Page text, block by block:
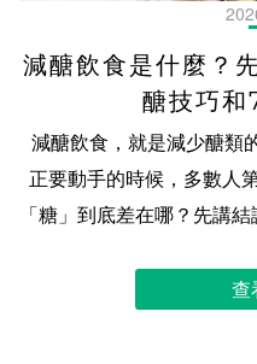
減醣飲食是什麼？
醣技巧和
減醣飲食，就是減少醣類的攝取量。聽起來很單純，但真正要動手的時候，多數人第一個卡住的地方是：「醣」跟「糖」到底差在哪？先講結論：如果你戒掉的只有甜食和手搖飲，那叫減糖，不叫減醣。飯、麵、麵包這些一點都不甜的東西，才是大宗。這篇會先把這兩個字分乾淨，再談 8 個可以馬上用的減醣技巧，最後給你一份 7 天早餐菜單。 目錄減醣飲食是什麼？先分清楚「醣」和「糖」減醣飲食與低碳飲食的差別？減醣的好處是什麼？減醣要怎麼做？8 大技巧一次掌握減醣食物有哪些？減醣主食替換對照減醣早餐一週菜單怎麼配減醣新手最常誤會的三件事關於減醣，大家最常問的 9 件事減醣飲食｜加入社群，發現更多減醣的技巧 減醣飲食是什麼？先分清楚「醣」和「糖」「醣」是所有碳水化合物的總稱，「糖」只是其中的一小類。兩個字差一筆，範圍差很多：減糖只動到那一小類，減醣要連飯麵一起算進來。 減醣飲食的基本概念先說一件可能有點意外的事：「減醣飲食」不是政府認定的正式名詞。 翻遍衛福部國民健康署的《每日飲食指南》，你會找到「全穀雜糧類」，也會找到「添加糖」，但找不到「減醣飲食」這四個字的定義，更沒有規定要減到多少才算數。所以你在網路上看到的減醣說法，從溫和到嚴格都有，彼此還常常對不起來。這不是誰在亂講，是這個詞本來就沒有一把公定的尺。 政府給的是另一種東西：一個均衡飲食的參考範圍。 三大營養素佔一天總熱量的建議比例 蛋白質 10% ~ 20%｜脂質 20% ~ 30%｜醣類（碳水化合物）50% ~ 60% 資料來源：衛生福利部國民健康署《每日飲食指南手冊》（107 年 10 月第二版） 這個範圍的適用對象是一般成人。如果你有特殊需求，這篇文章不能取代醫師或營養師給你的建議。 「糖」不是只有吃起來甜的那些官方對「糖」的判定不是看甜度，是看結構：食藥署在營養標示的規範裡把「糖」定義為單醣與雙醣的總和。你在營養標示上看到的「糖」那一欄，算的就是它們。 大部分的糖確實嚐得出甜味，所以一講到糖，多數人想到的是甜點、含糖飲料、蛋糕餅乾。這個直覺大致沒錯，但它有漏洞。 乳糖就是那個漏洞。 牛奶喝起來不像糖水，可是乳糖是雙醣，在標示上一樣要算進「糖」那一欄。甜度只是線索，不是判定的依據。還有一件事知道的人不多：營養標示上沒有「添加糖」這一欄。 標示的「糖」把天然就有的（牛奶裡的乳糖、水果裡的果糖）和製作時加進去的混在同一個數字裡。而國健署《國民飲食指標》建議「不宜超過總熱量 10%」的，指的是額外加進去的那些。 換句話說，光看標示上的「糖」，看不出添加糖有多少。 「醣」是所有碳水化合物的總稱「醣」的範圍比「糖」大得多。食藥署的定義很直接：碳水化合物，即醣類，指總碳水化合物。 換句話說，「醣」是一個大圈，「糖」只是圈裡的一小塊。這個圈裡還有澱粉。飯、麵、麵包、地瓜、馬鈴薯，這些吃起來一點都不甜的東西，全都是醣。連膳食纖維也在圈裡，只是纖維的熱量以每公克 2 大卡計，跟其他碳水的 4 大卡不同。 把大圈小圈的關係擺出來，「減糖」和「減醣」的差別就清楚了： 減的是什麼主要對付減糖圈裡那一小塊甜食、含糖飲料，特別是添加糖減醣整個圈連澱粉一起算進來，減的是總碳水化合物的量 所以「我沒吃甜食」和「我有減醣」是兩回事。甜食只是那一小塊，飯麵才是大宗。這也是為什麼有些人戒了手搖飲，一整天吃進去的醣量卻沒有降多少。三餐的飯麵完全沒動。 分清楚這兩個字之後，下一個問題自然就來了：那減醣跟低碳，又差在哪？ 減醣飲食與低碳飲食的差別？ 兩種都在減碳水，差別是你需要多精確。減醣通常先從含糖飲料和精緻澱粉下手，不設硬性的每日克數；低碳會給自己一個每天的碳水額度，總量要記帳。 減醣和低碳，差在哪裡？先說一件會讓人有點意外的事：這兩個詞，沒有一個是政府認定的正式名詞。 跟「減醣飲食」一樣，「低碳飲食」在台灣的政府官方文件裡也找不到定義，沒有規定碳水要壓到多少才算數。網路上流傳的各種克數標準，來源多半是國外的書籍、社群或研究，彼此並不一致。所以下面講的是大致的分野，不是公定標準。 減醣通常是「往下調」：先把含糖飲料、甜點、精緻澱粉的比重減下來，主食吃少一點或換掉一部分，多半不設一個硬性的每日克數。低碳通常是「設上限」：給自己一個每天的碳水額度，吃什麼可以彈性，但總量要記帳。所以低碳的人比較常在算克數，減醣的人比較常在做選擇。 真正的差別不在數字，在你需要多精確。減醣可以憑判斷做，低碳需要記錄。 兩種飲食方式比較，怎麼選？ 怎麼做需要記錄嗎難在哪減醣減少精緻糖與精緻澱粉，主食吃少或換掉一部分不一定沒有標準，全靠自己判斷低碳給自己一個每日碳水額度，總量要記帳要三餐都要算，外食最難 怎麼選？我們的建議是先問「你能維持多久」，不是「哪個比較快」。 飲食調整跟運動一樣，做三天的完美方案，效果不會比做三個月的普通方案好。多數人的日常有外食、有應酬、有趕時間的早上，一個需要每餐算克數的方案，在那些日子裡會第一個被放棄。 所以如果你是第一次調整，從減醣開始通常最實際：它容錯高，一餐沒做到不會歸零。等你對自己吃了什麼有感覺了，再決定要不要往更嚴格的方向走。 減醣的好處是什麼？減醣真正在調整的，是精緻糖和精緻澱粉在一天裡佔的比重。把它們的位置讓出來之後，蛋白質、蔬菜、好的油脂才有空間進來。 幫助減少精緻糖與精緻澱粉攝取，維持好狀態減醣最直接的作用，是把兩樣東西的份量壓下來：精緻糖和精緻澱粉。 精緻糖就是前面講的添加糖，國健署《國民飲食指標》建議它不宜超過總熱量的 10%。精緻澱粉則是加工程度高、纖維被去掉的那些主食，像白飯、白麵條、白吐司。 這兩樣東西的共同點是它們在一天裡佔餐盤的比例很大，但帶來的營養相對少。一份精緻澱粉和一份全穀，碳水的量可能差不多，但後者還帶著纖維和一些微量營養素。 所以減醣的第一步通常不是「吃更少」，而是「把餐盤的空間讓出來」：少了半碗白飯的空間，可以放一份蛋白質或一盤蔬菜。一天的食量是很接近的，這是一個餐盤空間的分配問題。 搭配蛋白質與膳食纖維，增加飽足感減醣的時候，主食少了，那個餐盤上的空缺，就要有東西補上，不然只是把一餐吃得比較少。 通常補的是兩樣：蛋白質與膳食纖維。 蛋白質的來源是蛋、豆製品、魚、肉類；膳食纖維主要來自非澱粉類的蔬菜、部分全穀，還有豆類。同樣的熱量下，這兩樣東西的體積通常比精緻澱粉大，讓餐盤上的營養比例更高了。 實際的配法很簡單：先看蛋白質夠不夠，再看蔬菜有沒有到一個手掌以上的量，最後才決定主食吃多少。 順序反過來的話，主食會先把位置佔走。 避免加工食品攝取，吃進額外負擔減醣的過程中，有一件事會自然發生：你會開始看成分。 因為要判斷一個東西能不能吃、吃多少，你得先知道它裡面有什麼。而一旦開始看，就會發現很多加工食品除了碳水之外，還帶了不少你沒打算吃的東西：各種糖的別名、油脂、調味。 這不是說加工食品都不能碰。是說當你的判斷依據從「它甜不甜」變成「它裡面有什麼」，選擇會自然往成分單純的方向移動。這個轉變本身，比減掉幾克碳水更有價值。 外食多，避免飲食失控台灣的外食比例高，這是減醣最現實的挑戰：你控制不了廚房料理食物的調理配比，加了多少糖、多少塩、多少調味料，都不知道，也無法掌握。 但外食不代表沒得選。減醣在外食情境下的價值，是它給了你一個簡單的判斷框架：這一餐的主食佔了多少？有沒有蛋白質？蔬菜在哪裡？ 有框架跟沒框架的差別，不在於你能不能吃得完美，而在於你知道自己在做什麼取捨。今天中午吃了一碗麵，晚上就把主食收一點。這是選擇，不是失控。 減醣要怎麼做？8 大技巧一次掌握減醣不必一次到位。從含糖飲料和精緻澱粉開始減，把蛋白質和蔬菜的份量補上，再學會看營養標示。這八個技巧可以一個一個加，不用同時做完。 技巧一：優先減少含糖飲料、甜點與精緻澱粉如果只能做一件事，做這件。 國健署《國民飲食指標》的建議是添加糖不宜超過總熱量的 10%，而含糖飲料和甜點是添加糖最集中的來源。它們的另一個特點是：熱量進來得很快，份量感卻很低。一杯飲料喝完，幾乎沒感覺，但那些碳水已經算進今天了。 精緻澱粉則是量的問題。一碗滷肉飯、一份鍋燒意麵、便當裡那格白飯，在台灣的餐桌上份量都不小，減一點下來，空間馬上出現。 實際做法是排順序，不是全砍：先動含糖飲料（全糖改半糖、半糖改無糖，最容易、感覺最小），再動下午茶那塊蛋糕，最後才處理三餐的主食。反過來做的人多半撐不久，因為主食是三餐的骨幹，一動就影響每一餐。 技巧二：每餐安排足夠的蛋白質主食減下來之後，蛋白質是第一個要補上的。 原因很實際：一餐裡如果只是把飯減半、其他都不動，那就只是吃比較少。蛋白質那一份的體積跟同熱量的精緻澱粉不一樣，占掉的餐盤的營養比例差很多。 來源不必複雜：蛋、豆腐、豆漿、魚、雞胸、里肌都算。判斷方式比記克數實用：看看這一餐裡，蛋白質那一份的大小有沒有到你的一個手掌。 趕時間的時候，能直接吃的蛋白質最有用，這也是為什麼備餐時值得先把蛋白質準備好。像我們的輕卡厚雞塊就是為了這個情境做的：氣炸鍋或烤箱直接加熱，不用處理生肉，早餐和加班的晚餐都能用。 技巧三：主食優先選擇原型或少加工的食物同樣是主食，加工程度不一樣，帶進來的東西也不一樣。 白米和糙米的碳水都不低，但糙米保留了外層的麩皮和胚芽，纖維和微量營養素比白米多。白吐司和全麥麵包的關係也類似。 這裡要小心一個常見的誤解：換成原型或少加工的主食，不代表碳水變少了。糙米飯的碳水不會比白米飯少多少。換的是「同樣的碳水，帶進來的東西比較多」。要減碳水的量，還是得看份量。 技巧四：增加非澱粉類蔬菜並補充足夠水分蔬菜要分兩種看，這件事很多人沒注意到。 非澱粉類蔬菜（葉菜、花椰菜、菇類、瓜類、番茄）碳水低、體積大，是減醣時最好用的填充。澱粉類蔬菜（地瓜、玉米、南瓜、芋頭、馬鈴薯）碳水不低，在飲食分類裡它們其實跟飯麵是同一類。 所以「多吃蔬菜」在減醣飲食中，要講精確一點：多吃的是非澱粉類的那些。地瓜吃多了，等於主食吃多了。 水分則是另一件容易被忽略的事。飲食結構改變的時候，身體的水分和電解質也會跟著調整。這跟減醣本身沒有直接關係，但它會讓你以為不適合「減醣」。 技巧五：蔬菜與蛋白質先吃，含醣主食最後吃這是一個不用改變吃什麼、只改變順序的技巧。 先吃蔬菜和蛋白質、最後才吃主食，好處很直接：當你吃到主食的時候，已經吃了不少東西了，主食的份量自然會收斂。而如果第一口就是飯，很容易在還沒吃到菜之前就吃掉大半碗。 這個技巧最大的價值在外食。你沒辦法要求店家改料理配方，但你可以決定筷子先夾哪一盤。 ⚠️ 這是一個關於份量控制的技巧，它有用的原因單純是「順序影響你最後吃了多少」。 技巧六：學會看懂「營養標示」這是八個技巧裡最值得花時間的一個，因為它是唯一能讓你自己判斷的工具。 包裝食品的營養標示上，跟減醣直接相關的是這幾欄： 欄位它算的是什麼減醣時怎麼
查